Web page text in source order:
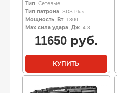
Тип: Сетевые
Тип патрона: SDS-Plus
Мощность, Вт: 1300
Мах сила удара, Дж: 4.3
11650руб.
КУПИТЬ